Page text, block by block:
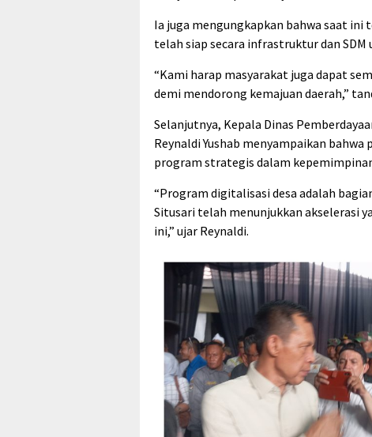
Ia juga mengungkapkan bahwa saat ini
telah siap secara infrastruktur dan
“Kami harap masyarakat juga dapat
demi mendorong kemajuan daerah,”
Selanjutnya, Kepala Dinas
Reynaldi Yushab menyampaikan
program strategis dalam
“Program digitalisasi desa adalah
Situsari telah menunjukkan akselerasi
ini,” ujar Reynaldi.